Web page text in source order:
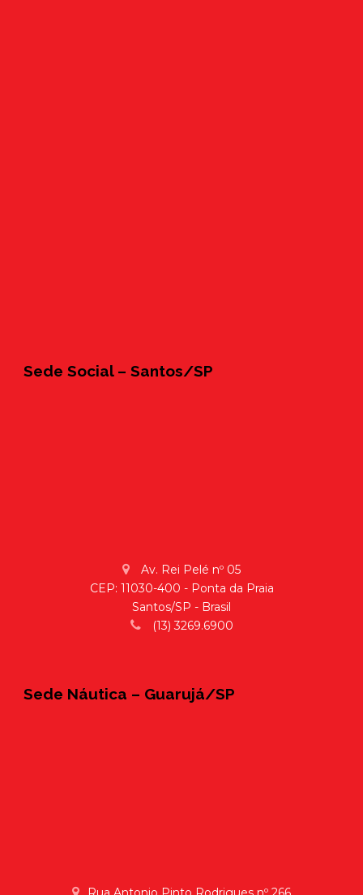
Sede Social – Santos/SP
Av. Rei Pelé nº 05
CEP: 11030-400 - Ponta da Praia
Santos/SP - Brasil
(13) 3269.6900
Sede Náutica – Guarujá/SP